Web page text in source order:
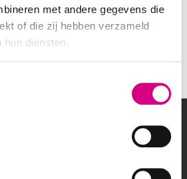
met andere gegevens die
of die zij hebben verzameld
hun diensten.
of een breed publiek